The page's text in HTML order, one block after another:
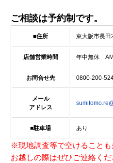
ご相談は予約制です。
■住所 東大阪市長田
店舗営業時間 年中無休
お問合せ先 0800-200-
メール
アドレス
■駐車場 あり
※現地調査等で空けることも
お越しの際はぜひご連絡くだ